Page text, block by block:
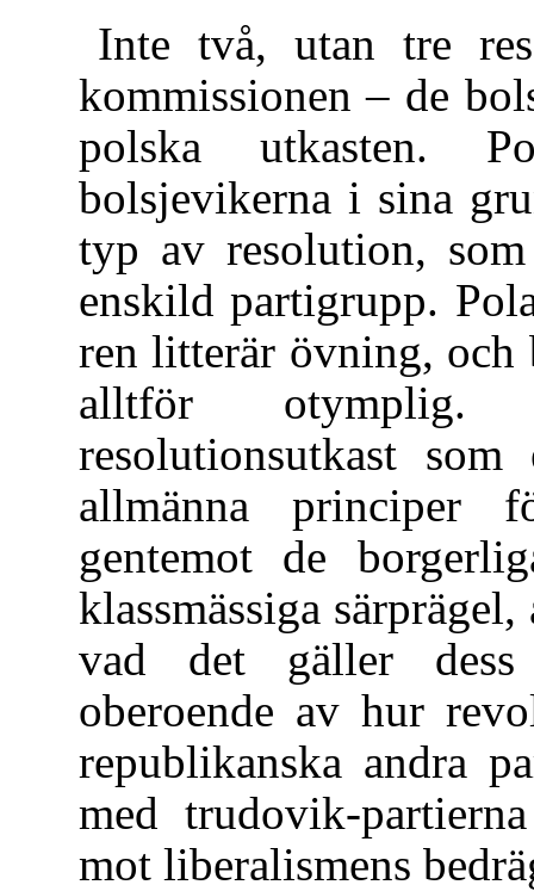
Inte två, utan tre
kommissionen – de
polska utkasten.
bolsjevikerna i sina
typ av resolution,
enskild partigrupp.
ren litterär övning, och
alltför otymplig.
resolutionsutkast
allmänna principer
gentemot de
klassmässiga
vad det gäller dess
oberoende av hur
republikanska andra
med trudovik-
mot liberalismens